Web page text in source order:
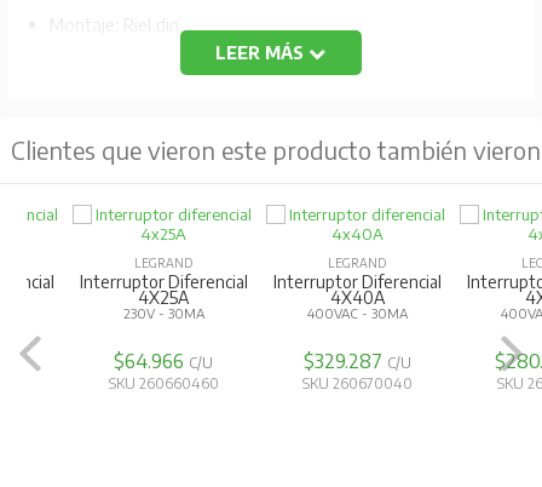
Montaje: Riel din
Tensión Nominal: 230VAC
No acepta dispositivos auxiliares ni módulos
adicionales.
Compatible con peines de conexión tipo pin.
LEER MÁS
Clientes que vieron este producto también vieron
LEGRAND
Interruptor Diferencial
4X25A
230V - 30MA
$64.966C/U
SKU 260660460
LEGRAND
Interruptor Diferencial
4X40A
400VAC - 30MA
$329.287C/U
SKU 260670040
LEGRAND
Interruptor
4X25A
400VAC -
$280.084
SKU